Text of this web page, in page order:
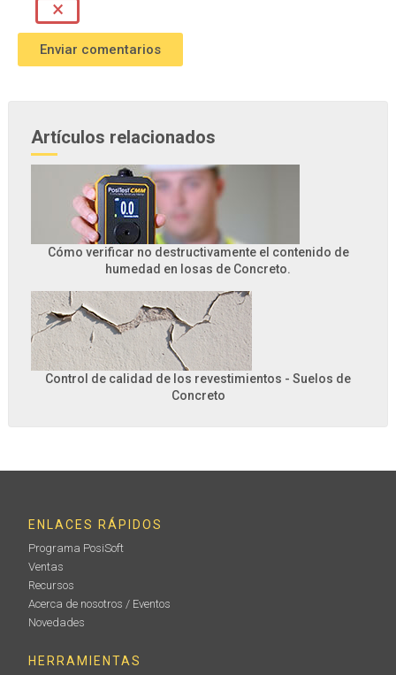
×
Artículos relacionados
Cómo verificar no destructivamente el contenido de
humedad en losas de Concreto.
Control de calidad de los revestimientos - Suelos de
Concreto
ENLACES RÁPIDOS
Programa PosiSoft
Ventas
Recursos
Acerca de nosotros / Eventos
Novedades
HERRAMIENTAS